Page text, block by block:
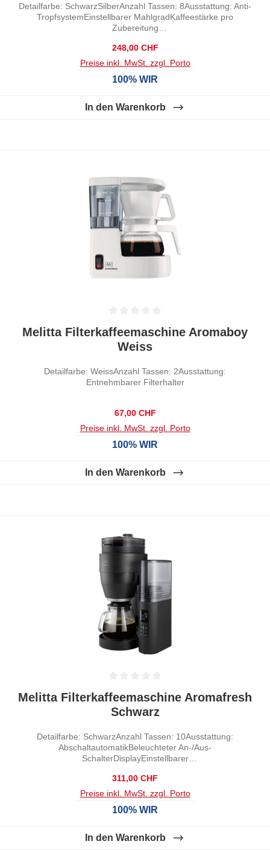
Detailfarbe: SchwarzSilberAnzahl Tassen: 8Ausstattung: Anti-
TropfsystemEinstellbarer MahlgradKaffeestärke pro
Zubereitung
ge
Regulärer Preis:
248,00 CHF
Preise inkl. MwSt. zzgl. Porto
100% WIR
In den Warenkorb
Durchschnittliche Bewertung von 0 von 5 Sternen
Melitta Filterkaffeemaschine Aromaboy
Weiss
Detailfarbe: WeissAnzahl Tassen: 2Ausstattung:
Entnehmbarer Filterhalter
Regulärer Preis:
67,00 CHF
Preise inkl. MwSt. zzgl. Porto
100% WIR
In den Warenkorb
Durchschnittliche Bewertung von 0 von 5 Sternen
Melitta Filterkaffeemaschine Aromafresh
Schwarz
Detailfarbe: SchwarzAnzahl Tassen: 10Ausstattung:
AbschaltautomatikBeleuchteter An-/Aus-
SchalterDisplayEinstellbarer
FilterKabelaufwicklungKaffeestärke pro Zubereitung
einstellbarMahlfunktionSchwenkfilterTimerWarmhaltefunktion
Regulärer Preis:
311,00 CHF
Preise inkl. MwSt. zzgl. Porto
100% WIR
In den Warenkorb